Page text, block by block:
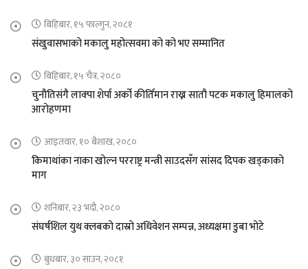
बिहिबार, १५ फाल्गुन, २०८१
संखुवासभाको मकालु महोत्सवमा को को भए सम्मानित
बिहिबार, १५ चैत्र, २०८०
चुनौतिसंगै लाक्पा शेर्पा अर्को कीर्तिमान राख्न सातौ पटक मकालु हिमालको
आरोहणमा
आइतवार, १० बैशाख, २०८०
किमाथांका नाका खोल्न परराष्ट्र मन्त्री साउदसँग सांसद दिपक खड्काको
माग
शनिबार, २३ भदौ, २०८०
संघर्षशिल युथ क्लबको दास्रो अधिवेशन सम्पन्न, अध्यक्षमा डुबा भोटे
बुधबार, ३० साउन, २०८१